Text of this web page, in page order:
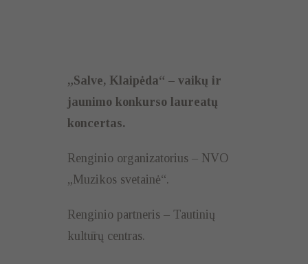
„Salve, Klaipėda“ – vaikų ir
jaunimo konkurso laureatų
koncertas.
Renginio organizatorius – NVO
„Muzikos svetainė“.
Renginio partneris – Tautinių
kultūrų centras.